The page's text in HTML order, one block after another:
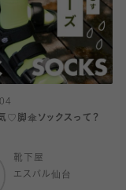
♡脚傘ソックスって？
靴下屋
エスパル仙台